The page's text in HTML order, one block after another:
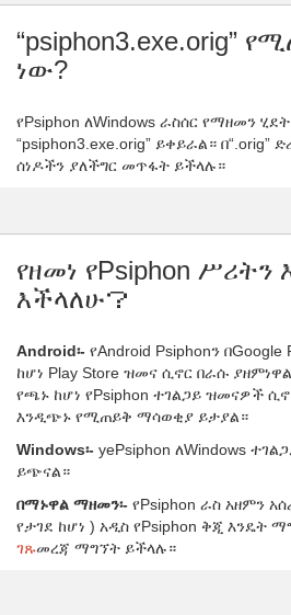
“psiphon3.exe.orig”
ነው?
የPsiphon ለWindows ራስሰር የማዘመን
“psiphon3.exe.orig” ይቀይራል።
ሰነዶችን ያለችግር መጥፋት ይችላሉ።
የዘመነ የPsiphon
እችላለሁ？
Android፡- የAndroid Psiphonን
ከሆነ Play Store ዝመና ሲኖር በራሱ
የጫኑ ከሆነ የPsiphon ተገልጋይ ዝመናዎች
እንዲጭኑ የሚጠይቅ ማሳወቂያ ይታያል።
Windows፡- yePsiphon ለWindows
ይጭናል።
በማኑዋል ማዘመን፡- የPsiphon ራስ አዘምን
የታገደ ከሆነ ) አዲስ የPsiphon ቅጂ እንዴት
ገጹመረጃ ማግኘት ይችላሉ።